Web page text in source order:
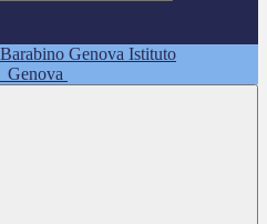
Istituto
Genova